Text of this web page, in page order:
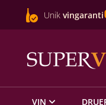
Unik vingaranti
VIN